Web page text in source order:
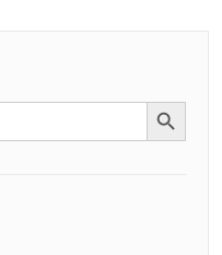
Search Button